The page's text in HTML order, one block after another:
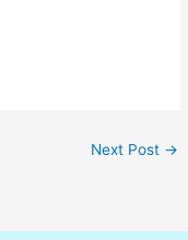
Next Post →